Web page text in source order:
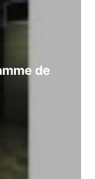
de